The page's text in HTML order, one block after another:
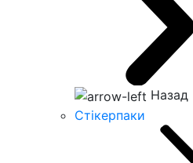
Назад
Стікерпаки